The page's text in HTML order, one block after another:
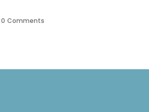
0 Comments